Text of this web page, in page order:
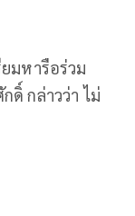
มหารือร่วม
ดิ์ กล่าวว่า ไม่